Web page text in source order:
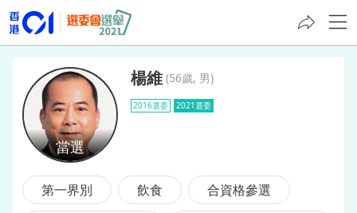
楊維
楊維 (56歲, 男)
2016選委 2021選委
第一界別 飲食
合資格參選